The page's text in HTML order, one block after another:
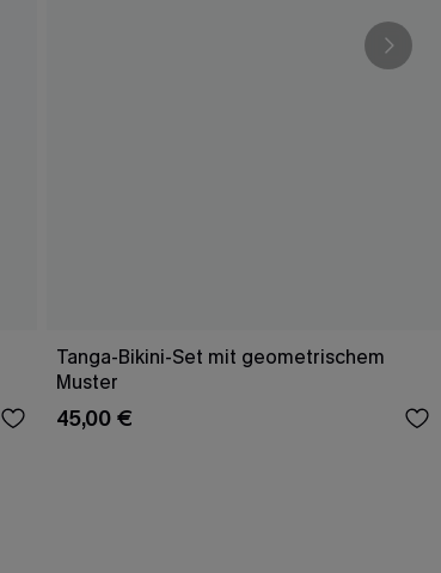
Tanga-Bikini-Set mit geometrischem
Muster
45,00 €